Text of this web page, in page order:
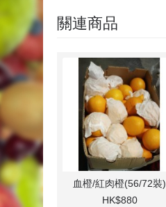
關連商品
血橙/紅肉橙(56/72裝)
HK$880